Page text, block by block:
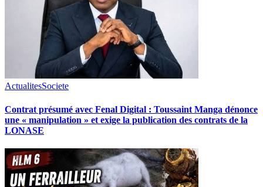
ActualitesSociete
Contrat présumé avec Fenal Digital : Toussaint Manga dénonce
une « manipulation » et exige la publication des contrats de la
LONASE